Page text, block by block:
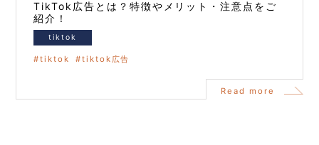
TikTok広告とは？特徴やメリット・注意点をご
紹介！
tiktok
tiktok tiktok広告
Read more